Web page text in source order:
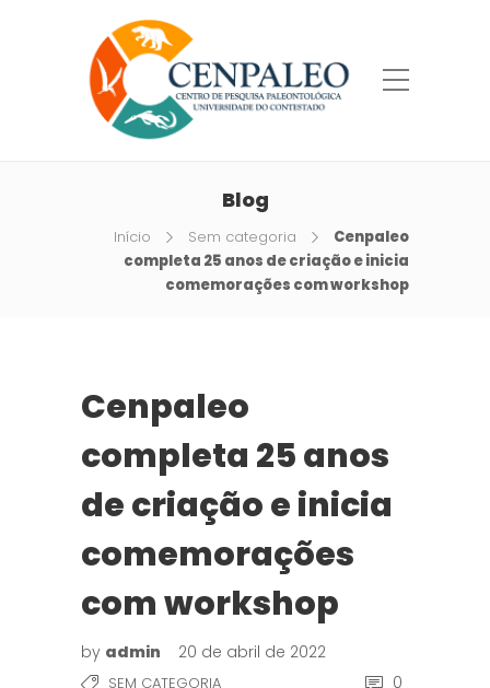
Blog
Início Sem categoria
Cenpaleo
completa 25 anos de criação e inicia
comemorações com workshop
Cenpaleo
completa 25 anos
de criação e inicia
comemorações
com workshop
by admin 20 de abril de 2022
SEM CATEGORIA 0